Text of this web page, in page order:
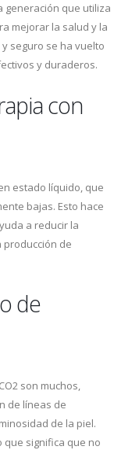
generación que utiliza
mejorar la salud y la
seguro se ha vuelto
y duraderos.
con
estado líquido, que
bajas. Esto hace
a reducir la
producción de
de
son muchos,
de líneas de
de la piel.
que significa que no